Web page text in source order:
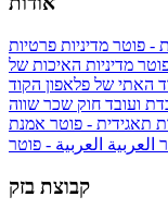
- פוטר מדיניות פרטיות
מדיניות האיכות של
האתי של פלאפון הקוד
ועובד חוק שכר שווה
תאגידית - פוטר אמנת
العربية العربية - פוטר
קבוצת בזק